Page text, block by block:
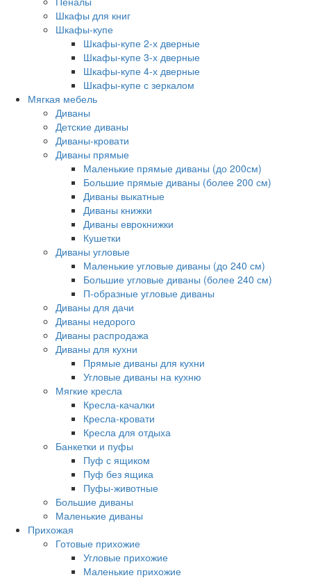
Шкафы для книг
Шкафы-купе
Шкафы-купе 2-х дверные
Шкафы-купе 3-х дверные
Шкафы-купе 4-х дверные
Шкафы-купе с зеркалом
Мягкая мебель
Диваны
Детские диваны
Диваны-кровати
Диваны прямые
Маленькие прямые диваны (до 200см)
Большие прямые диваны (более 200 см)
Диваны выкатные
Диваны книжки
Диваны еврокнижки
Кушетки
Диваны угловые
Маленькие угловые диваны (до 240 см)
Большие угловые диваны (более 240 см)
П-образные угловые диваны
Диваны для дачи
Диваны недорого
Диваны распродажа
Диваны для кухни
Прямые диваны для кухни
Угловые диваны на кухню
Мягкие кресла
Кресла-качалки
Кресла-кровати
Кресла для отдыха
Банкетки и пуфы
Пуф с ящиком
Пуф без ящика
Пуфы-животные
Большие диваны
Маленькие диваны
Прихожая
Готовые прихожие
Угловые прихожие
Маленькие прихожие